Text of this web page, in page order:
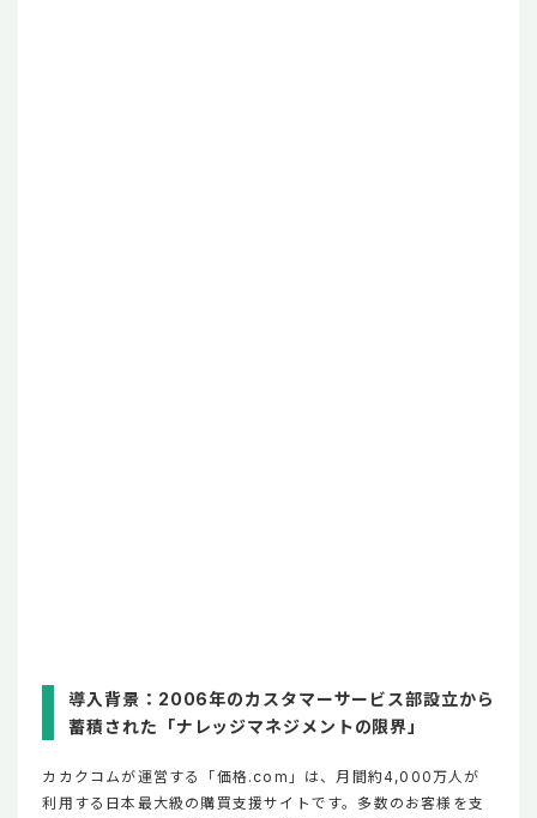
導入背景：2006年のカスタマーサービス部設立から
蓄積された「ナレッジマネジメントの限界」
カカクコムが運営する「価格.com」は、月間約4,000万人が
利用する日本最大級の購買支援サイトです。多数のお客様を支